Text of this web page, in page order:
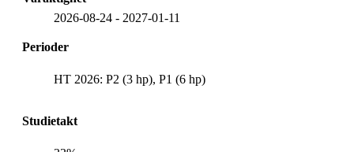
2026-08-24 - 2027-01-11
Perioder
HT 2026: P2 (3 hp), P1 (6 hp)
Studietakt